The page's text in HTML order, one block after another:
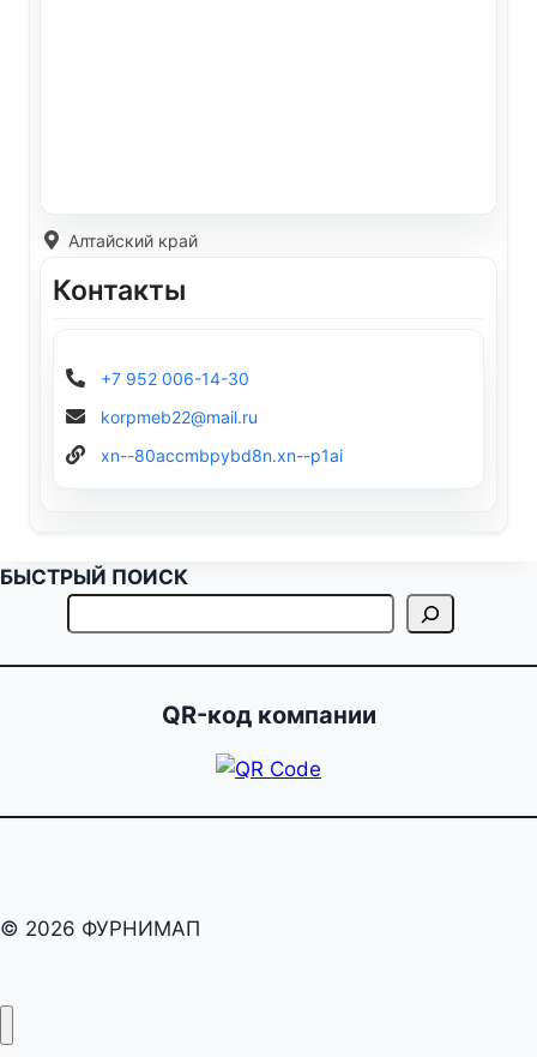
Алтайский край
Контакты
+7 952 006-14-30
korpmeb22@mail.ru
xn--80accmbpybd8n.xn--p1ai
БЫСТРЫЙ ПОИСК
QR-код компании
© 2026 ФУРНИМАП